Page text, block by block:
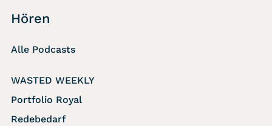
Hören
Alle Podcasts
WASTED WEEKLY
Portfolio Royal
Redebedarf